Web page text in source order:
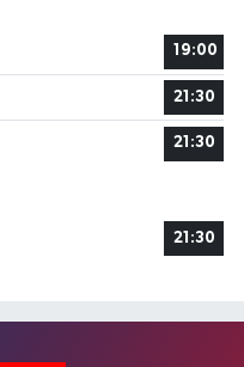
19:00
21:30
21:30
21:30